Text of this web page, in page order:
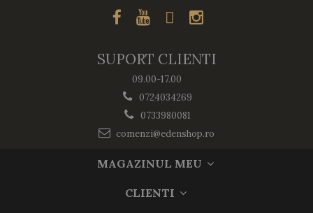
SUPORT CLIENTI
09.00-17.00
0724034269
0733980081
comenzi@edenshop.ro
MAGAZINUL MEU
CLIENTI